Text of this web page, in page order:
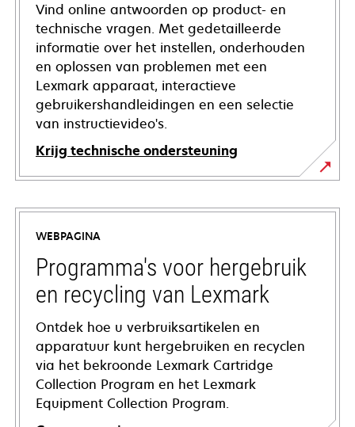
Vind online antwoorden op product- en
technische vragen. Met gedetailleerde
informatie over het instellen, onderhouden
en oplossen van problemen met een
Lexmark apparaat, interactieve
gebruikershandleidingen en een selectie
van instructievideo's.
Krijg technische ondersteuning
opens
in
new
tab
WEBPAGINA
Programma's voor hergebruik
en recycling van Lexmark
Ontdek hoe u verbruiksartikelen en
apparatuur kunt hergebruiken en recyclen
via het bekroonde Lexmark Cartridge
Collection Program en het Lexmark
Equipment Collection Program.